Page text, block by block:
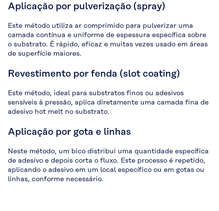
Aplicação por pulverização (spray)
Este método utiliza ar comprimido para pulverizar uma
camada contínua e uniforme de espessura específica sobre
o substrato. É rápido, eficaz e muitas vezes usado em áreas
de superfície maiores.
Revestimento por fenda (slot coating)
Este método, ideal para substratos finos ou adesivos
sensíveis à pressão, aplica diretamente uma camada fina de
adesivo hot melt no substrato.
Aplicação por gota e linhas
Neste método, um bico distribui uma quantidade específica
de adesivo e depois corta o fluxo. Este processo é repetido,
aplicando o adesivo em um local específico ou em gotas ou
linhas, conforme necessário.